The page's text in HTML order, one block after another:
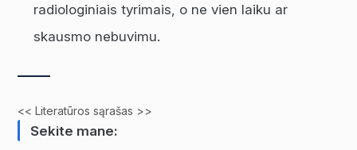
radiologiniais tyrimais, o ne vien laiku ar
skausmo nebuvimu.
<< Literatūros sąrašas >>
Sekite mane: